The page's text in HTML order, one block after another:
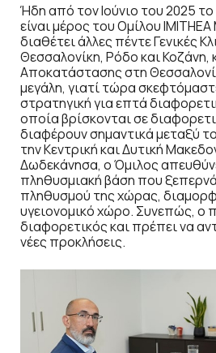
Ήδη από τον Ιούνιο του 2025
είναι μέρος του Ομίλου IMITHEA
διαθέτει άλλες πέντε Γενικές
Θεσσαλονίκη, Ρόδο και Κοζάνη,
Αποκατάστασης στη
μεγάλη, γιατί τώρα
στρατηγική για επτά
οποία βρίσκονται σε
διαφέρουν σημαντικά μεταξύ
την Κεντρική και Δυτική
Δωδεκάνησα, ο Όμιλος
πληθυσμιακή βάση που
πληθυσμού της χώρας,
υγειονομικό χώρο. Συνεπώς, ο
διαφορετικός και πρέπει να
νέες προκλήσεις.